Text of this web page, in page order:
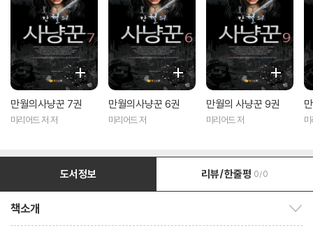
만월의사냥꾼 7권
미리어드 저 저
만월의사냥꾼 6권
미리어드 저
만월의 사냥꾼 9권
미리어드 저
도서정보 리뷰/한줄평 0/0
책소개